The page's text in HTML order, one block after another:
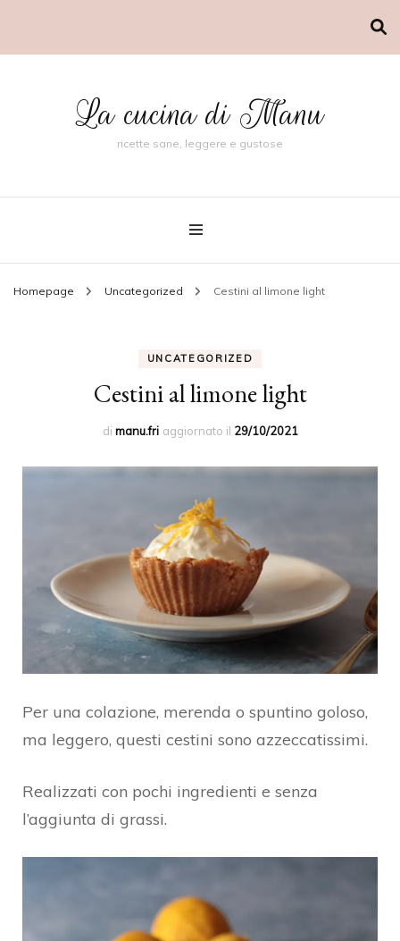
La cucina di Manu
ricette sane, leggere e gustose
Homepage Uncategorized Cestini al limone light
UNCATEGORIZED
Cestini al limone light
di manu.fri aggiornato il 29/10/2021
Per una colazione, merenda o spuntino goloso,
ma leggero, questi cestini sono azzeccatissimi.
Realizzati con pochi ingredienti e senza
l’aggiunta di grassi.